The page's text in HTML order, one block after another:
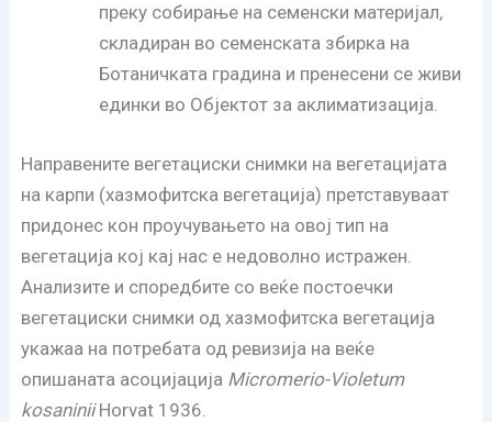
преку собирање на семенски материјал,
складиран во семенската збирка на
Ботаничката градина и пренесени се живи
единки во Објектот за аклиматизација.
Направените вегетациски снимки на вегетацијата
на карпи (хазмофитска вегетација) претставуваат
придонес кон проучувањето на овој тип на
вегетација кој кај нас е недоволно истражен.
Анализите и споредбите со веќе постоечки
вегетациски снимки од хазмофитска вегетација
укажаа на потребата од ревизија на веќе
опишанaта асоцијација Micromerio-Violetum
kosaniniiHorvat 1936.